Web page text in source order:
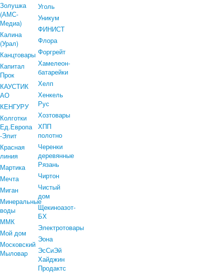
Золушка
(АМС-
Медиа)
Калина
(Урал)
Канцтовары
Капитал
Прок
КАУСТИК
АО
КЕНГУРУ
Колготки
Ед.Европа
-Элит
Красная
линия
Мартика
Мечта
Миган
Минеральные
воды
ММК
Мой дом
Московский
Мыловар
Уголь
Уникум
ФИНИСТ
Флора
Форгрейт
Хамелеон-
батарейки
Хелп
Хенкель
Рус
Хозтовары
ХПП
полотно
Черенки
деревянные
Рязань
Чиртон
Чистый
дом
Щекиноазот-
БХ
Электротовары
Эона
ЭсСиЭй
Хайджин
Продактс